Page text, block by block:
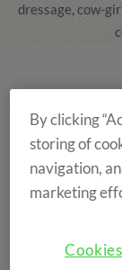
dressage, cow-
By clicking
storing of
navigation,
marketing